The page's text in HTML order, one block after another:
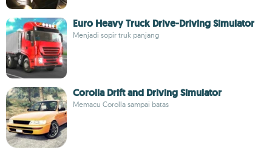
Euro Heavy Truck Drive-Driving Simulator
Menjadi sopir truk panjang
Corolla Drift and Driving Simulator
Memacu Corolla sampai batas